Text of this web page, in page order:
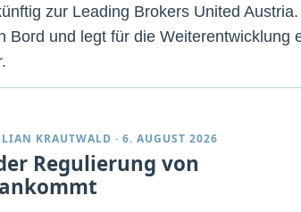
zur Leading Brokers United Austria.
Bord und legt für die Weiterentwicklung
KRAUTWALD · 6. AUGUST 2026
Regulierung von